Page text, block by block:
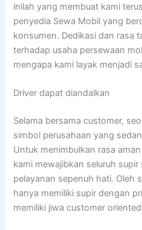
inilah yang membuat kami
penyedia Sewa Mobil yang
konsumen. Dedikasi dan rasa
terhadap usaha persewaan
mengapa kami layak menjadi
Driver dapat diandalkan
Selama bersama customer,
simbol perusahaan yang
Untuk menimbulkan rasa
kami mewajibkan seluruh
pelayanan sepenuh hati. Oleh
hanya memiliki supir dengan
memiliki jiwa customer